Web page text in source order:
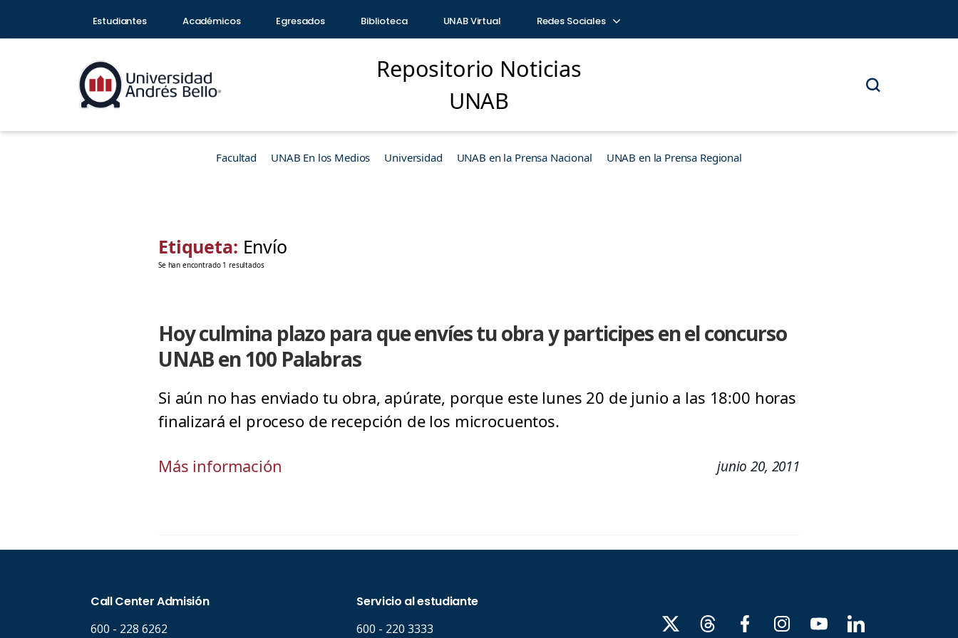
Estudiantes Académicos Egresados Biblioteca UNAB Virtual Redes Sociales
Repositorio Noticias
UNAB
Facultad UNAB En los Medios Universidad UNAB en la Prensa Nacional UNAB en la Prensa Regional
Etiqueta: Envío
Se han encontrado 1 resultados
Hoy culmina plazo para que envíes tu obra y participes en el concurso
UNAB en 100 Palabras
Si aún no has enviado tu obra, apúrate, porque este lunes 20 de junio a las 18:00 horas
finalizará el proceso de recepción de los microcuentos.
Más información junio 20, 2011